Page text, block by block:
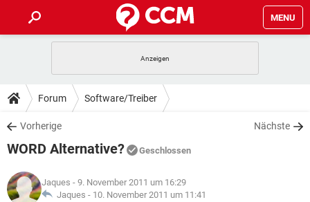
MENU
ANDROID IOS
WINDOWS 10
WHATSAPP TIKTOK
FACEBOOK
TIPPS & TRICKS
SPIELE
WHATSAPP TIKTOK
DOWNLOADS
SPIELE STREAMING
ANDROID
WINDOWS 10 INSTAGRAM
SPIELE STREAMING
LEXIKON
Forum Software/Treiber
Vorherige Nächste
WORD Alternative? Geschlossen
Jaques - 9. November 2011 um 16:29
Jaques - 10. November 2011 um 11:41